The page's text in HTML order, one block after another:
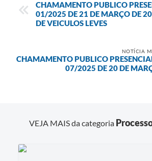
CHAMAMENTO PUBLICO
01/2025 DE 21 DE MARÇO DE
DE VEICULOS LEVES
NOTÍCIA
CHAMAMENTO PUBLICO
07/2025 DE 20 DE
VEJA MAIS da categoria